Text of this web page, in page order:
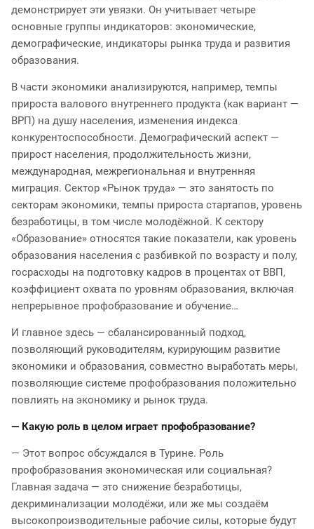
демонстрирует эти увязки. Он учитывает четыре
основные группы индикаторов: экономические,
демографические, индикаторы рынка труда и развития
образования.
В части экономики анализируются, например, темпы
прироста валового внутреннего продукта (как вариант —
ВРП) на душу населения, изменения индекса
конкурентоспособности. Демографический аспект —
прирост населения, продолжительность жизни,
международная, межрегиональная и внутренняя
миграция. Сектор «Рынок труда» — это занятость по
секторам экономики, темпы прироста стартапов, уровень
безработицы, в том числе молодёжной. К сектору
«Образование» относятся такие показатели, как уровень
образования населения с разбивкой по возрасту и полу,
госрасходы на подготовку кадров в процентах от ВВП,
коэффициент охвата по уровням образования, включая
непрерывное профобразование и обучение…
И главное здесь — сбалансированный подход,
позволяющий руководителям, курирующим развитие
экономики и образования, совместно выработать меры,
позволяющие системе профобразования положительно
повлиять на экономику и рынок труда.
— Какую роль в целом играет профобразование?
— Этот вопрос обсуждался в Турине. Роль
профобразования экономическая или социальная?
Главная задача — это снижение безработицы,
декриминализации молодёжи, или же мы создаём
высокопроизводительные рабочие силы, которые будут